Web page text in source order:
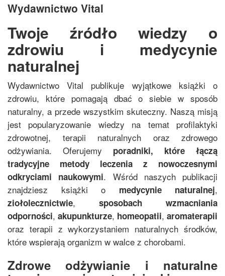
Wydawnictwo Vital
Twoje źródło wiedzy o
zdrowiu i medycynie
naturalnej
Wydawnictwo Vital publikuje wyjątkowe książki o
zdrowiu, które pomagają dbać o siebie w sposób
naturalny, a przede wszystkim skuteczny. Naszą misją
jest popularyzowanie wiedzy na temat profilaktyki
zdrowotnej, terapii naturalnych oraz zdrowego
odżywiania. Oferujemy poradniki, które łączą
tradycyjne metody leczenia z nowoczesnymi
odkryciami naukowymi. Wśród naszych publikacji
znajdziesz książki o medycynie naturalnej,
ziołolecznictwie, sposobach wzmacniania
odporności, akupunkturze, homeopatii, aromaterapii
oraz terapii z wykorzystaniem naturalnych środków,
które wspierają organizm w walce z chorobami.
Zdrowe odżywianie i naturalne